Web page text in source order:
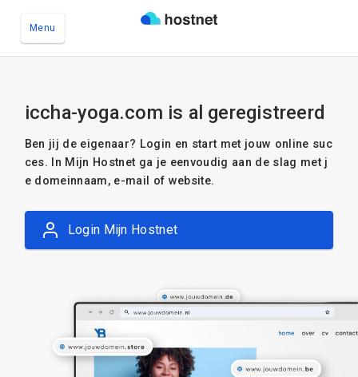
Menu
iccha-yoga.com is al geregistreerd
Ben jij de eigenaar? Login en start met jouw online suc
ces. In Mijn Hostnet ga je eenvoudig aan de slag met j
e domeinnaam, e-mail of website.
Login Mijn Hostnet